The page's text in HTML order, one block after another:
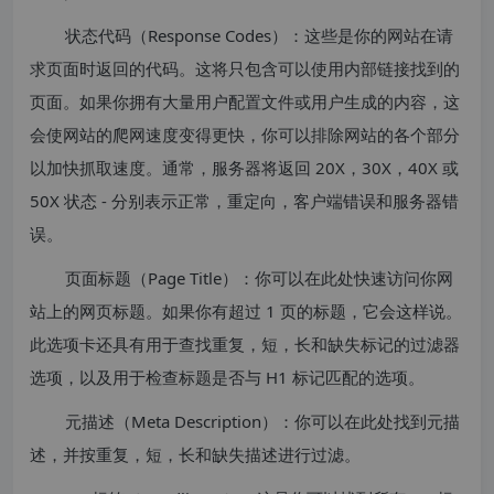
状态代码（Response Codes）：这些是你的网站在请
求页面时返回的代码。这将只包含可以使用内部链接找到的
页面。如果你拥有大量用户配置文件或用户生成的内容，这
会使网站的爬网速度变得更快，你可以排除网站的各个部分
以加快抓取速度。通常，服务器将返回 20X，30X，40X 或
50X 状态 - 分别表示正常，重定向，客户端错误和服务器错
误。
页面标题（Page Title）：你可以在此处快速访问你网
站上的网页标题。如果你有超过 1 页的标题，它会这样说。
此选项卡还具有用于查找重复，短，长和缺失标记的过滤器
选项，以及用于检查标题是否与 H1 标记匹配的选项。
元描述（Meta Description）：你可以在此处找到元描
述，并按重复，短，长和缺失描述进行过滤。